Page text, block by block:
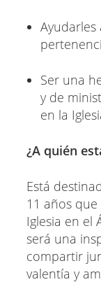
Ser una
y de
en la
¿A quién
Está
11 años
Iglesia en el
será una
compartir
valentía y